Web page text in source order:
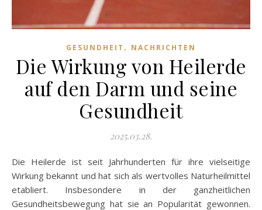
GESUNDHEIT , NACHRICHTEN
Die Wirkung von Heilerde
auf den Darm und seine
Gesundheit
2025.03.28.
Die Heilerde ist seit Jahrhunderten für ihre vielseitige
Wirkung bekannt und hat sich als wertvolles Naturheilmittel
etabliert. Insbesondere in der ganzheitlichen
Gesundheitsbewegung hat sie an Popularität gewonnen.